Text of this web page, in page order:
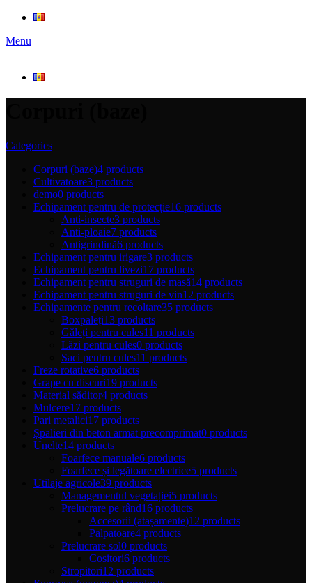
Menu
Categories
Corpuri (baze)4 products
Cultivatoare3 products
demo0 products
Echipament pentru de protecție16 products
Anti-insecte3 products
Anti-ploaie7 products
Antigrindină6 products
Echipament pentru irigare3 products
Echipament pentru livezi17 products
Echipament pentru struguri de masă14 products
Echipament pentru struguri de vin12 products
Echipamente pentru recoltare35 products
Boxpaleți13 products
Găleți pentru cules11 products
Lăzi pentru cules0 products
Saci pentru cules11 products
Freze rotative6 products
Grape cu discuri19 products
Material săditor4 products
Mulcere17 products
Pari metalici17 products
Șpalieri din beton armat precomprimat0 products
Unelte14 products
Foarfece manuale6 products
Foarfece și legătoare electrice5 products
Utilaje agricole39 products
Managementul vegetației5 products
Prelucrare pe rând16 products
Accesorii (atașamente)12 products
Palpatoare4 products
Prelucrare sol0 products
Cositori6 products
Stropitori12 products